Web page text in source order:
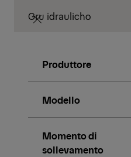
Gru idraulicho
Produttore
Modello
Momento di
sollevamento